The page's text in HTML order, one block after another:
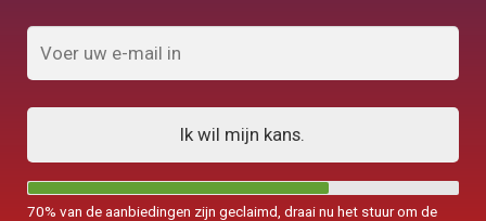
Ik wil mijn kans.
70% van de aanbiedingen zijn geclaimd, draai nu het stuur om de